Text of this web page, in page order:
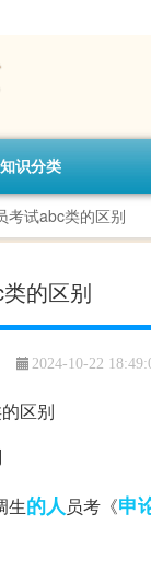
知识分类
考试abc类的区别
的区别
2024-10-22
生的人员考《申